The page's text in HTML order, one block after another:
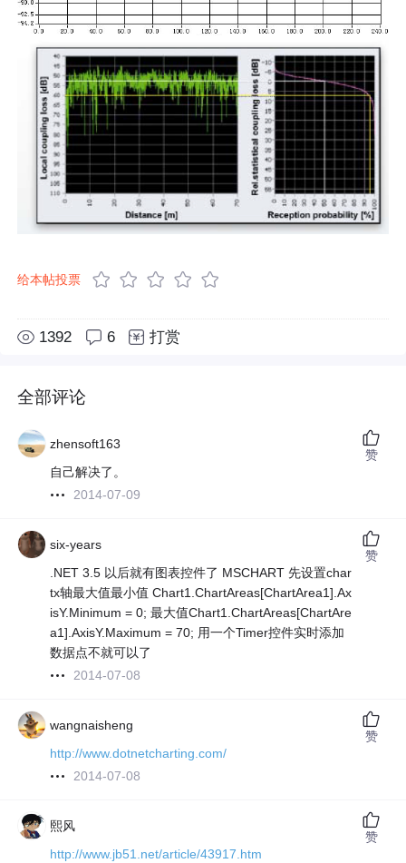
给本帖投票
1392 6 打赏
全部评论
zhensoft163
自己解决了。
2014-07-09
赞
six-years
.NET 3.5 以后就有图表控件了 MSCHART 先设置char
tx轴最大值最小值 Chart1.ChartAreas[ChartArea1].Ax
isY.Minimum = 0; 最大值Chart1.ChartAreas[ChartAre
a1].AxisY.Maximum = 70; 用一个Timer控件实时添加
数据点不就可以了
2014-07-08
赞
wangnaisheng
http://www.dotnetcharting.com/
2014-07-08
赞
熙风
http://www.jb51.net/article/43917.htm
赞